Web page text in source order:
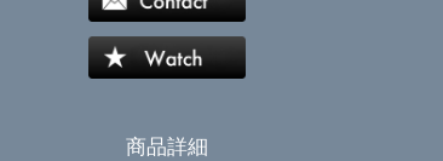
商品詳細